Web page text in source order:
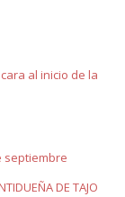
al inicio de la
septiembre
DE TAJO